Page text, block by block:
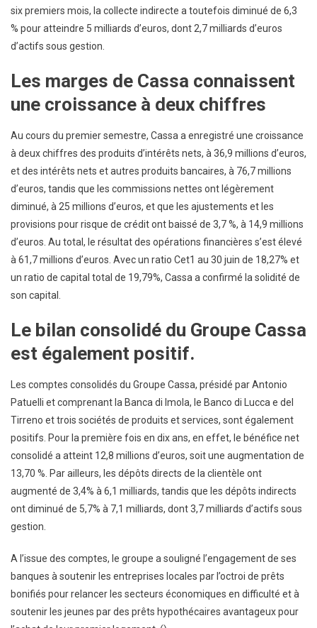
six premiers mois, la collecte indirecte a toutefois diminué de 6,3
% pour atteindre 5 milliards d’euros, dont 2,7 milliards d’euros
d’actifs sous gestion.
Les marges de Cassa connaissent
une croissance à deux chiffres
Au cours du premier semestre, Cassa a enregistré une croissance
à deux chiffres des produits d’intérêts nets, à 36,9 millions d’euros,
et des intérêts nets et autres produits bancaires, à 76,7 millions
d’euros, tandis que les commissions nettes ont légèrement
diminué, à 25 millions d’euros, et que les ajustements et les
provisions pour risque de crédit ont baissé de 3,7 %, à 14,9 millions
d’euros. Au total, le résultat des opérations financières s’est élevé
à 61,7 millions d’euros. Avec un ratio Cet1 au 30 juin de 18,27% et
un ratio de capital total de 19,79%, Cassa a confirmé la solidité de
son capital.
Le bilan consolidé du Groupe Cassa
est également positif.
Les comptes consolidés du Groupe Cassa, présidé par Antonio
Patuelli et comprenant la Banca di Imola, le Banco di Lucca e del
Tirreno et trois sociétés de produits et services, sont également
positifs. Pour la première fois en dix ans, en effet, le bénéfice net
consolidé a atteint 12,8 millions d’euros, soit une augmentation de
13,70 %. Par ailleurs, les dépôts directs de la clientèle ont
augmenté de 3,4% à 6,1 milliards, tandis que les dépôts indirects
ont diminué de 5,7% à 7,1 milliards, dont 3,7 milliards d’actifs sous
gestion.
A l’issue des comptes, le groupe a souligné l’engagement de ses
banques à soutenir les entreprises locales par l’octroi de prêts
bonifiés pour relancer les secteurs économiques en difficulté et à
soutenir les jeunes par des prêts hypothécaires avantageux pour